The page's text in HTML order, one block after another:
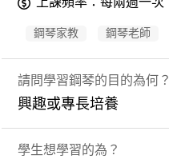
鋼琴家教 鋼琴老師
請問學習鋼琴的目的為何？
興趣或專長培養
學生想學習的為？